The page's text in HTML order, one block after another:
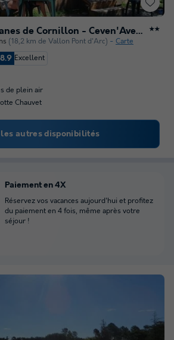
Camping Les Cabanes de Cornillon - Ceven'Aventure ★★
(18,2 km de Vallon Pont d'Arc) Carte
8.9 Excellent
de plein air
Chauvet
autres disponibilités
Paiement en 4X
Réservez vos vacances aujourd'hui et profitez
du paiement en 4 fois, même après votre
séjour !